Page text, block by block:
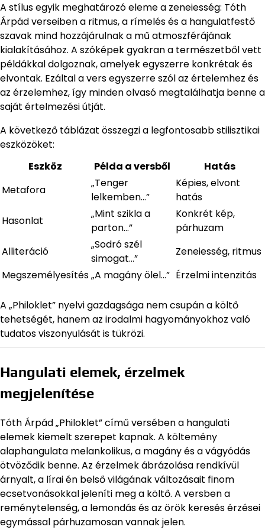
A stílus egyik meghatározó eleme a zeneiesség: Tóth
Árpád verseiben a ritmus, a rímelés és a hangulatfestő
szavak mind hozzájárulnak a mű atmoszférájának
kialakításához. A szóképek gyakran a természetből vett
példákkal dolgoznak, amelyek egyszerre konkrétak és
elvontak. Ezáltal a vers egyszerre szól az értelemhez és
az érzelemhez, így minden olvasó megtalálhatja benne a
saját értelmezési útját.
A következő táblázat összegzi a legfontosabb stilisztikai
eszközöket:
Eszköz
Példa a versből
Hatás
Metafora
„Tenger
lelkemben…”
Képies, elvont
hatás
Hasonlat
„Mint szikla a
parton…”
Konkrét kép,
párhuzam
Alliteráció
„Sodró szél
simogat…”
Zeneiesség, ritmus
Megszemélyesítés„A magány ölel…” Érzelmi intenzitás
A „Philoklet” nyelvi gazdagsága nem csupán a költő
tehetségét, hanem az irodalmi hagyományokhoz való
tudatos viszonyulását is tükrözi.
Hangulati elemek, érzelmek
megjelenítése
Tóth Árpád „Philoklet” című versében a hangulati
elemek kiemelt szerepet kapnak. A költemény
alaphangulata melankolikus, a magány és a vágyódás
ötvöződik benne. Az érzelmek ábrázolása rendkívül
árnyalt, a lírai én belső világának változásait finom
ecsetvonásokkal jeleníti meg a költő. A versben a
reménytelenség, a lemondás és az örök keresés érzései
egymással párhuzamosan vannak jelen.